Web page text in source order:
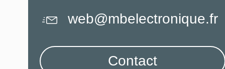
web@mbelectronique.fr
Contact